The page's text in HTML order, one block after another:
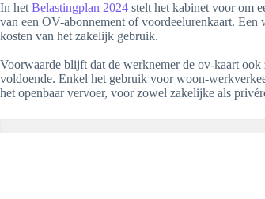
In het Belastingplan 2024 stelt het kabinet voor om
van een OV-abonnement of voordeelurenkaart.
kosten van het zakelijk gebruik.
Voorwaarde blijft dat de werknemer de ov-kaart
voldoende. Enkel het gebruik voor woon-
het openbaar vervoer, voor zowel zakelijke als